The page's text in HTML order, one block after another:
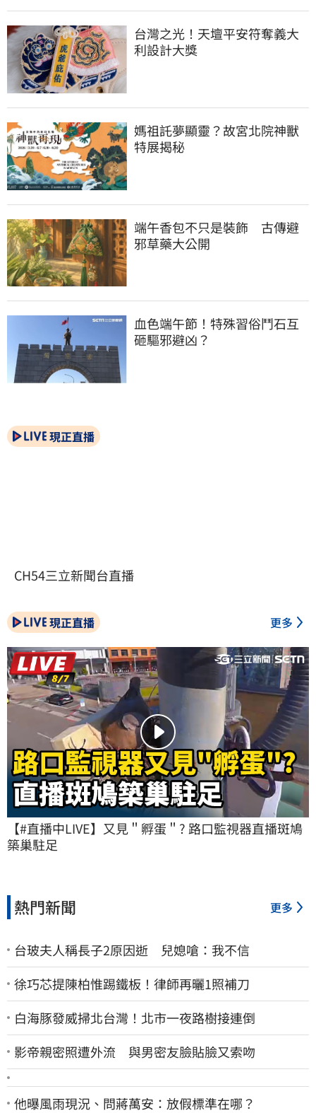
台灣之光！天壇平安符奪義大
利設計大獎
媽祖託夢顯靈？故宮北院神獸
特展揭秘
端午香包不只是裝飾　古傳避
邪草藥大公開
血色端午節！特殊習俗鬥石互
砸驅邪避凶？
現正直播
CH54三立新聞台直播
現正直播 更多
【#直播中LIVE】又見＂孵蛋＂? 路口監視器直播斑鳩
築巢駐足
熱門新聞 更多
台玻夫人稱長子2原因逝 兒媳嗆：我不信
徐巧芯提陳柏惟踢鐵板！律師再曬1照補刀
白海豚發威掃北台灣！北市一夜路樹接連倒
影帝親密照遭外流 與男密友臉貼臉又索吻
他曝風雨現況、問蔣萬安：放假標準在哪？